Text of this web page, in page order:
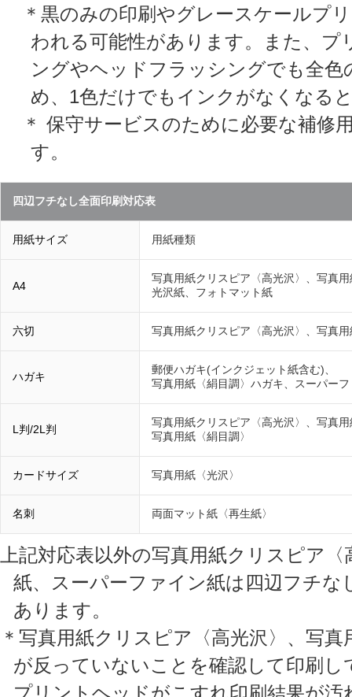
＊黒のみの印刷やグレースケールプ
われる可能性があります。また、
ングやヘッドフラッシングでも全
め、1色だけでもインクがなくなる
＊ 保守サービスのために必要な補修
す。
四辺フチなし全面印刷対応表
用紙サイズ 用紙種類
A4
写真用紙クリスピア〈高光沢〉、写真
光沢紙、フォトマット紙
六切 写真用紙クリスピア〈高光沢〉、写真
ハガキ
郵便ハガキ(インクジェット紙含む)、
写真用紙〈絹目調〉ハガキ、スーパー
L判/2L判
写真用紙クリスピア〈高光沢〉、写真
写真用紙〈絹目調〉
カードサイズ 写真用紙〈光沢〉
名刺 両面マット紙〈再生紙〉
上記対応表以外の写真用紙クリスピア
紙、スーパーファイン紙は四辺フチ
あります。
＊写真用紙クリスピア〈高光沢〉、写
が反っていないことを確認して印刷